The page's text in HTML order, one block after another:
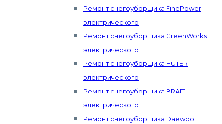
Ремонт снегоуборщика FinePower
электрического
Ремонт снегоуборщика GreenWorks
электрического
Ремонт снегоуборщика HUTER
электрического
Ремонт снегоуборщика BRAIT
электрического
Ремонт снегоуборщика Daewoo